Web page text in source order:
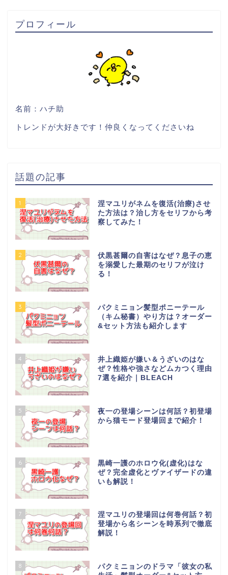
プロフィール
名前：ハチ助
トレンドが大好きです！仲良くなってくださいね
話題の記事
1
涅マユリがネムを復活(治療)させ
た方法は？治し方をセリフから考
察してみた！
2
伏黒甚爾の自害はなぜ？息子の恵
を溺愛した最期のセリフが泣け
る！
3
パクミニョン髪型ポニーテール
（キム秘書）やり方は？オーダー
&セット方法も紹介します
4
井上織姫が嫌い＆うざいのはな
ぜ？性格や強さなどムカつく理由
7選を紹介｜BLEACH
5
夜一の登場シーンは何話？初登場
から猫モード登場回まで紹介！
6
黒崎一護のホロウ化(虚化)はな
ぜ？完全虚化とヴァイザードの違
いも解説！
7
涅マユリの登場回は何巻何話？初
登場から名シーンを時系列で徹底
解説！
8
パクミニョンのドラマ「彼女の私